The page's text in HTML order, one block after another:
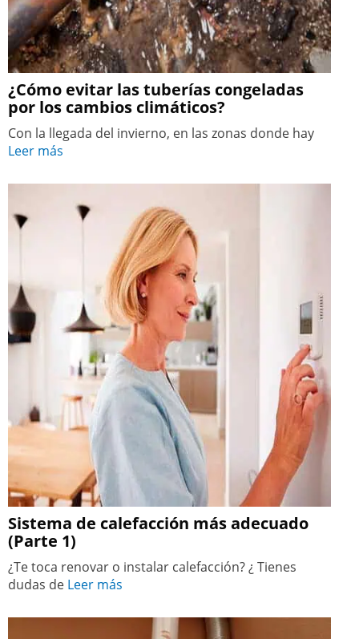
¿Cómo evitar las tuberías congeladas
por los cambios climáticos?
Con la llegada del invierno, en las zonas donde hay
Leer más
Sistema de calefacción más adecuado
(Parte 1)
¿Te toca renovar o instalar calefacción? ¿ Tienes
dudas de Leer más